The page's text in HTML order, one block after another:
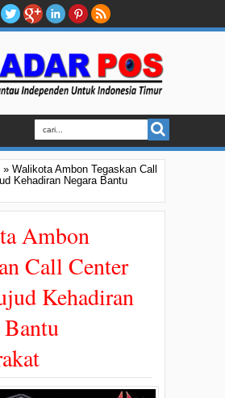
» Walikota Ambon Tegaskan Call
Kehadiran Negara Bantu
Ambon
Call Center
Kehadiran
Bantu